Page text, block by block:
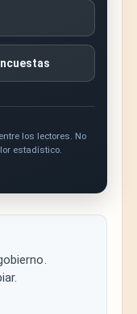
los lectores. No
estadístico.